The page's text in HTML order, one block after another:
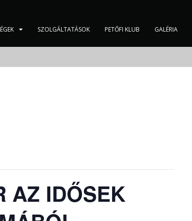
SZOLGÁLTATÁSOK PETŐFI KLUB GALÉRIA
AZ IDŐSEK